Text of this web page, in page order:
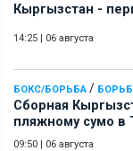
Кыргызстан -
14:25 | 06 августа
БОКС/БОРЬБА /
Сборная
пляжному сумо в
09:50 | 06 августа